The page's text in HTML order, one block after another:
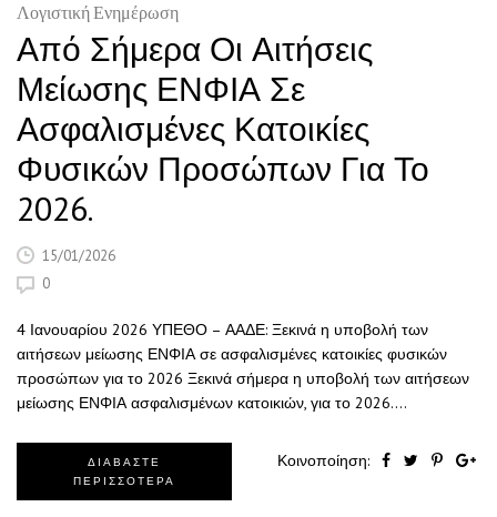
Λογιστική Ενημέρωση
Από Σήμερα Οι Αιτήσεις
Μείωσης ΕΝΦΙΑ Σε
Ασφαλισμένες Κατοικίες
Φυσικών Προσώπων Για Το
2026.
15/01/2026
0
4 Ιανουαρίου 2026 ΥΠΕΘΟ – ΑΑΔΕ: Ξεκινά η υποβολή των
αιτήσεων μείωσης ΕΝΦΙΑ σε ασφαλισμένες κατοικίες φυσικών
προσώπων για το 2026 Ξεκινά σήμερα η υποβολή των αιτήσεων
μείωσης ΕΝΦΙΑ ασφαλισμένων κατοικιών, για το 2026.…
ΔΙΑΒΑΣΤΕ
ΠΕΡΙΣΣΟΤΕΡΑ
Κοινοποίηση: